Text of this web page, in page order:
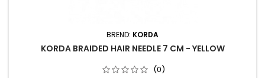
BREND: KORDA
KORDA BRAIDED HAIR NEEDLE 7 CM - YELLOW
(0)